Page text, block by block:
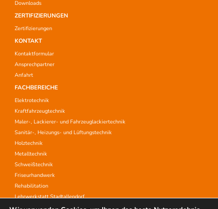
Downloads
ZERTIFIZIERUNGEN
Zertifizierungen
KONTAKT
Kontaktformular
Ansprechpartner
Anfahrt
FACHBEREICHE
Elektrotechnik
Kraftfahrzeugtechnik
Maler-, Lackierer- und Fahrzeuglackiertechnik
Sanitär-, Heizungs- und Lüftungstechnik
Holztechnik
Metalltechnik
Schweißtechnik
Friseurhandwerk
Rehabilitation
Lehrwerkstatt Stadtallendorf
Aufstiegsfortbildung